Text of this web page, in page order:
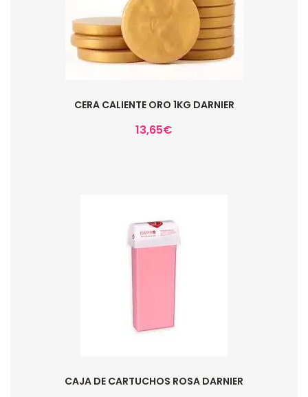
CERA CALIENTE ORO 1KG DARNIER
13,65€
CAJA DE CARTUCHOS ROSA DARNIER